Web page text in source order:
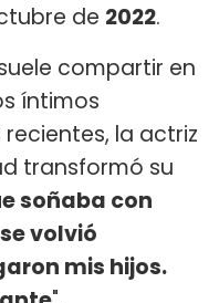
de 2022.
compartir en
íntimos
la actriz
transformó su
soñaba con
volvió
mis hijos.